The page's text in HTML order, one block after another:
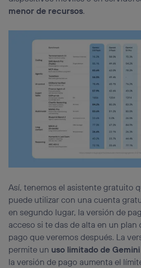
menor de recursos.
Así, tenemos el asistente gratuito
puede utilizar con una cuenta
en segundo lugar, la versión de
acceso si te das de alta en un
pago que veremos después. La
permite un uso limitado de
la versión de pago aumenta el